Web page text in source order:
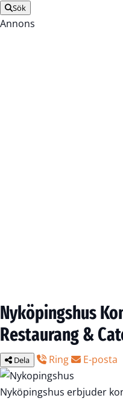
Sök
Annons
Nyköpingshus
Restaurang &
Dela Ring E-posta
Nyköpingshus erbjuder